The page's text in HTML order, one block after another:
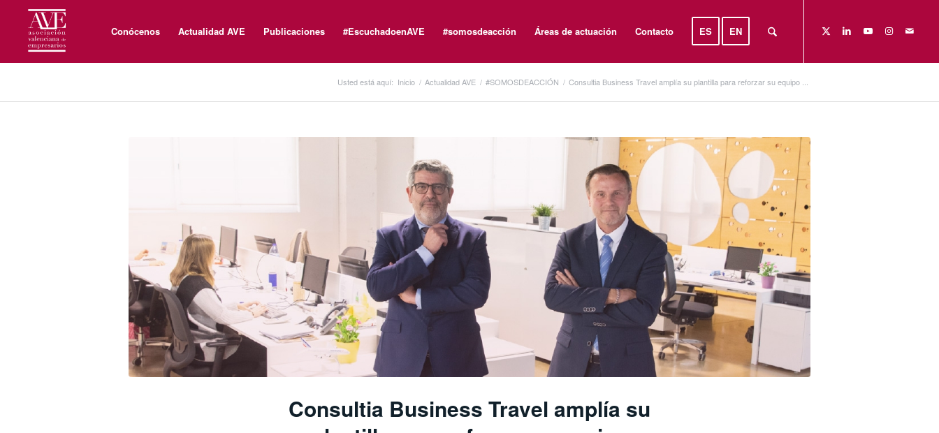
Conócenos Actualidad AVE Publicaciones #EscuchadoenAVE #somosdeacción Áreas de actuación Contacto ES EN
Usted está aquí: Inicio / Actualidad AVE / #SOMOSDEACCIÓN / Consultia Business Travel amplía su plantilla para reforzar su equipo ...
Consultia Business Travel amplía su